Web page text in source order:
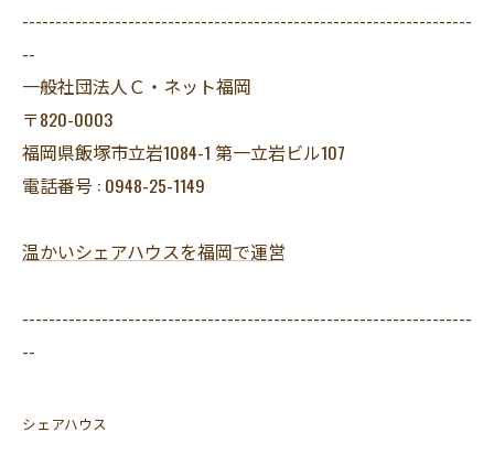
--------------------------------------------------------------------
--
一般社団法人Ｃ・ネット福岡
〒820-0003
福岡県飯塚市立岩1084-1 第一立岩ビル107
電話番号 : 0948-25-1149
温かいシェアハウスを福岡で運営
--------------------------------------------------------------------
--
シェアハウス